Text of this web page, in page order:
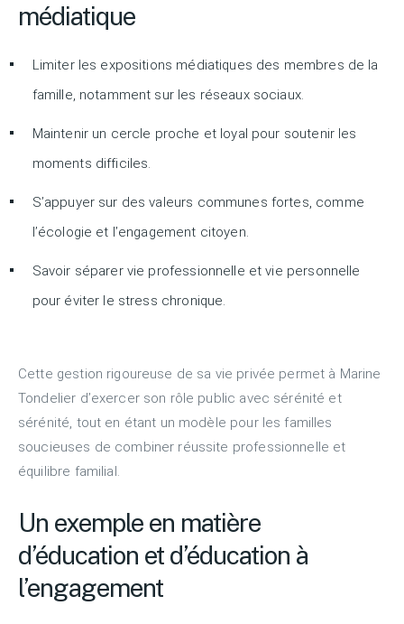
médiatique
Limiter les expositions médiatiques des membres de la
famille, notamment sur les réseaux sociaux.
Maintenir un cercle proche et loyal pour soutenir les
moments difficiles.
S’appuyer sur des valeurs communes fortes, comme
l’écologie et l’engagement citoyen.
Savoir séparer vie professionnelle et vie personnelle
pour éviter le stress chronique.
Cette gestion rigoureuse de sa vie privée permet à Marine
Tondelier d’exercer son rôle public avec sérénité et
sérénité, tout en étant un modèle pour les familles
soucieuses de combiner réussite professionnelle et
équilibre familial.
Un exemple en matière
d’éducation et d’éducation à
l’engagement